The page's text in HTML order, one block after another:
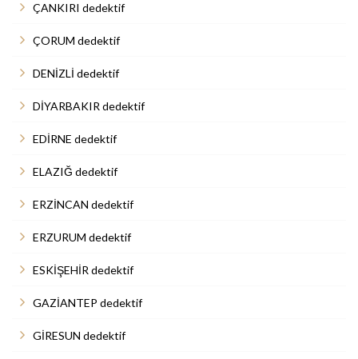
ÇANKIRI dedektif
ÇORUM dedektif
DENİZLİ dedektif
DİYARBAKIR dedektif
EDİRNE dedektif
ELAZIĞ dedektif
ERZİNCAN dedektif
ERZURUM dedektif
ESKİŞEHİR dedektif
GAZİANTEP dedektif
GİRESUN dedektif